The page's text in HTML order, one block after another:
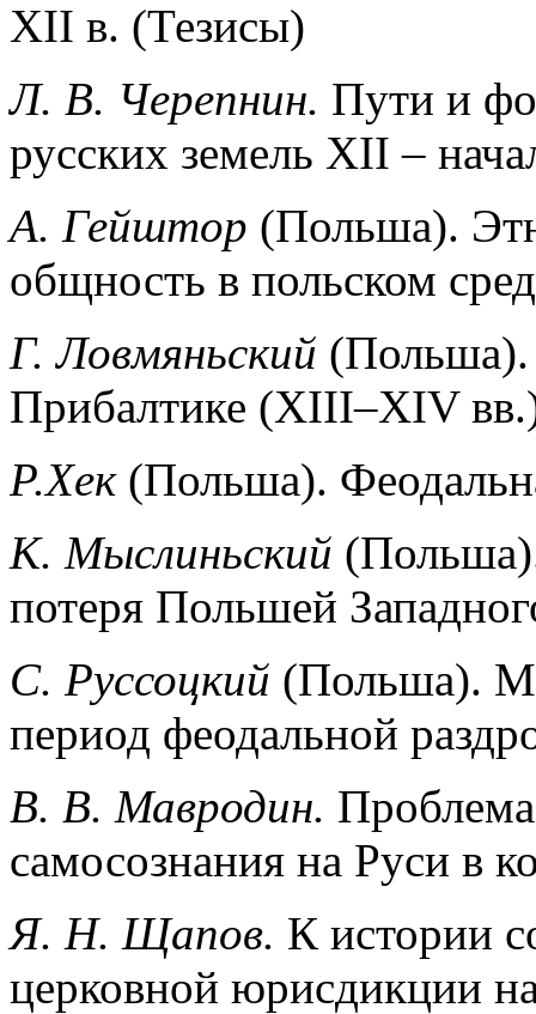
XII в. (Тезисы)
Л. В. Черепнин. Пути и
русских земель XII –
А. Гейштор (Польша).
общность в польском
Г. Ловмяньский (Польша).
Прибалтике (XIII–XIV
Р.Хек(Польша).
К. Мыслиньский
потеря Польшей
С. Руссоцкий (Польша).
период феодальной
В. В. Мавродин.
самосознания на Руси в
Я. Н. Щапов. К истории
церковной юрисдикции